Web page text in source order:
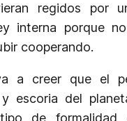
regidos por
interna porque
cooperando.
a creer que el
y escoria del